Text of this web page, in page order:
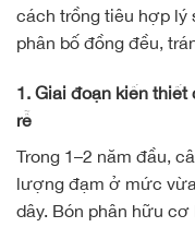
cách trồng tiêu hợp lý
phân bố đồng đều,
1. Giai đoạn kiến thiết
rễ
Trong 1–2 năm đầu,
lượng đạm ở mức
dây. Bón phân hữu